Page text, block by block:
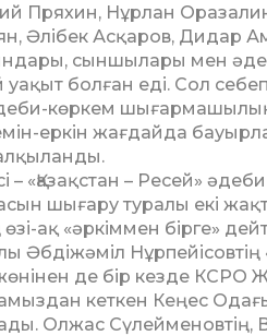
Пряхин, Нұрлан
Әлібек Асқаров, Дидар
сыншылары мен
уақыт болған еді. Сол
көркем шығармашылық
еркін жағдайда
«Қазақстан – Ресей»
шығару туралы екі
ақ «әркіммен бірге»
Әбдіжәміл
де бір кезде КСРО
кеткен Кеңес
Олжас Сүлейменовтің,